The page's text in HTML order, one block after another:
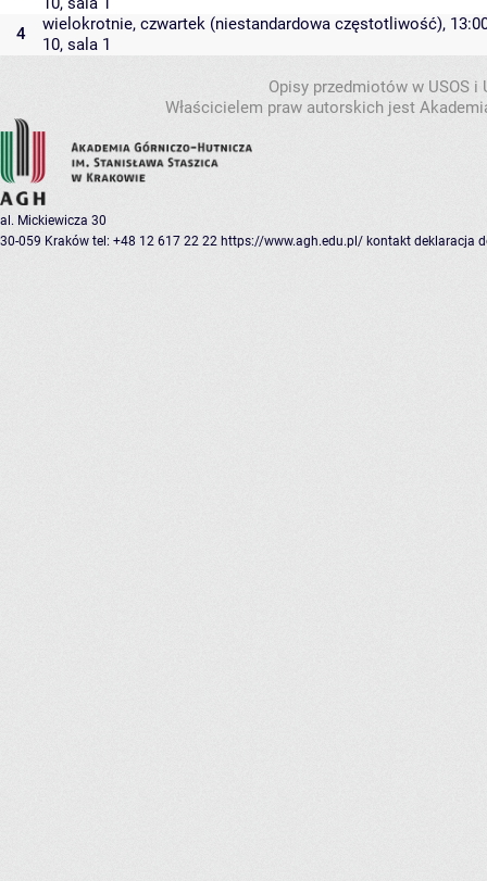
4
wielokrotnie, czwartek (niestandardowa częstotliwość),
10, sala 1
Opisy przedmiotów w USOS
Właścicielem praw autorskich jest
al. Mickiewicza 30
30-059 Kraków tel: +48 12 617 22 22 https://www.agh.edu.pl/ kontakt deklaracja